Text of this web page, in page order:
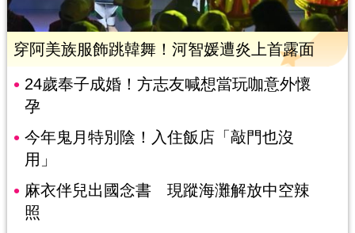
穿阿美族服飾跳韓舞！河智媛遭炎上首露面
24歲奉子成婚！方志友喊想當玩咖意外懷
孕
今年鬼月特別陰！入住飯店「敲門也沒
用」
麻衣伴兒出國念書 現蹤海灘解放中空辣
照